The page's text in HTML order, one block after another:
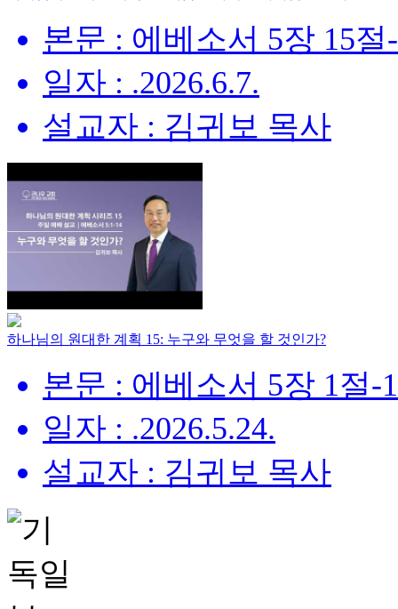
본문 : 에베소서 5장 15절
일자 : .2026.6.7.
설교자 : 김귀보 목사
하나님의 원대한 계획 15: 누구와 무엇을 할 것인가?
본문 : 에베소서 5장 1절-
일자 : .2026.5.24.
설교자 : 김귀보 목사